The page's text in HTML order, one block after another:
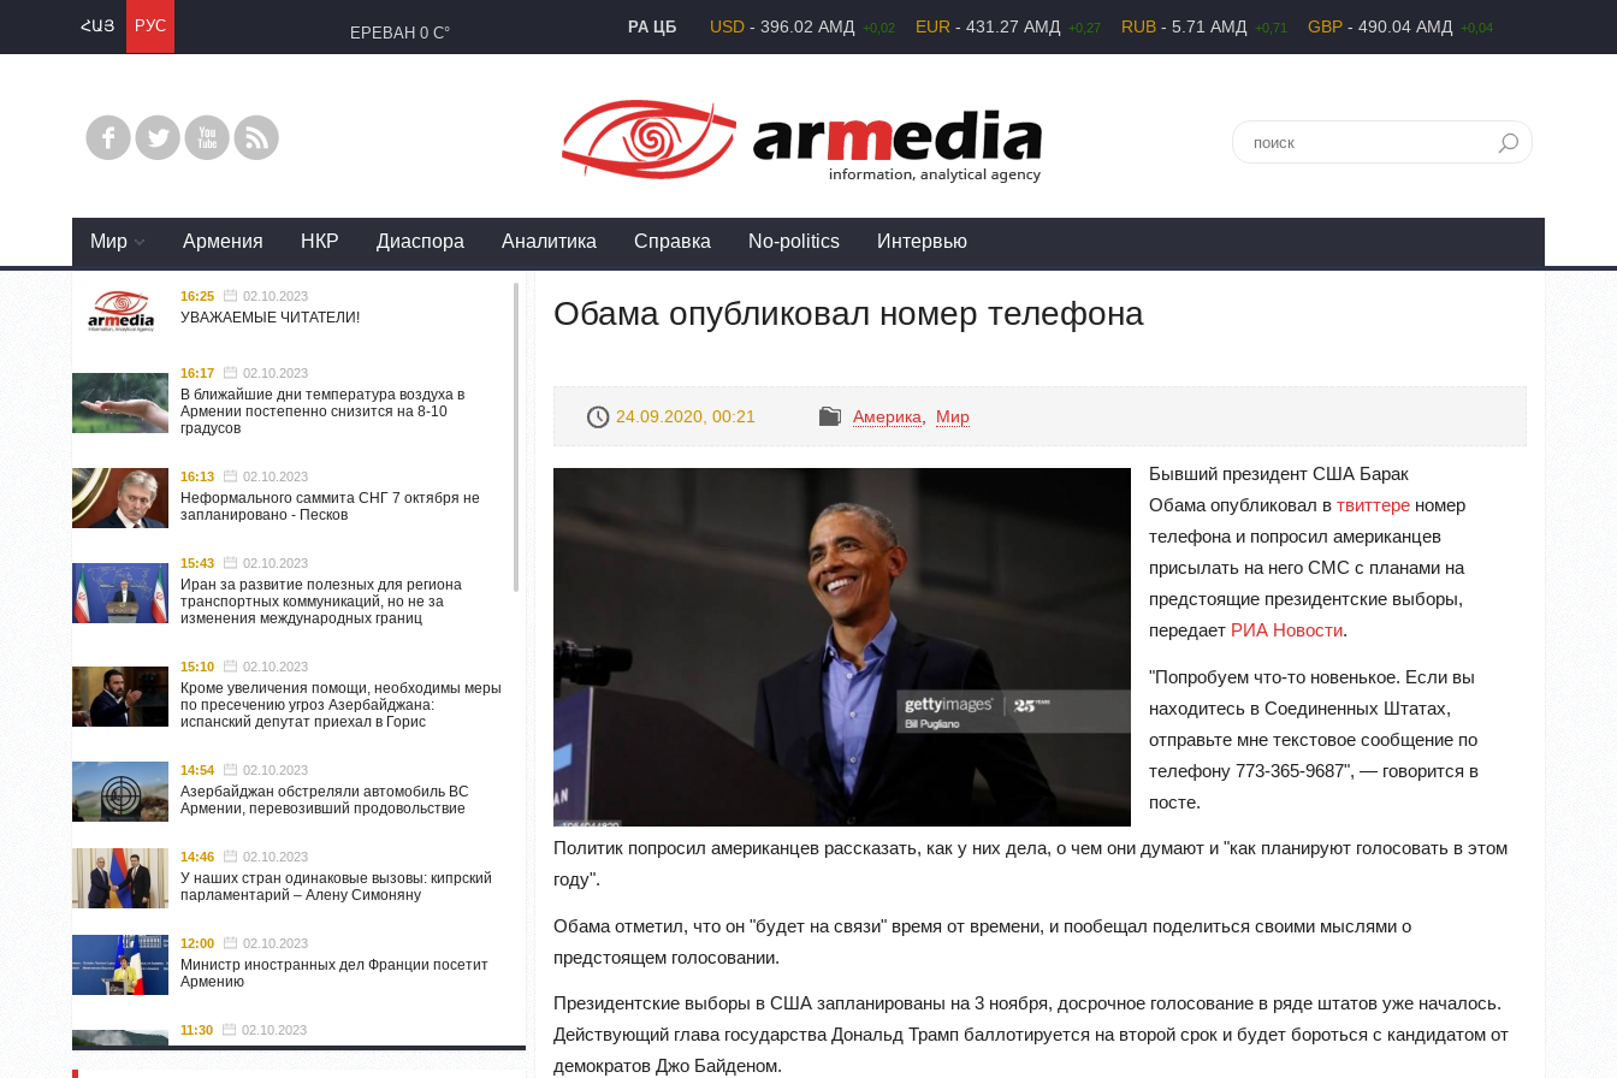
ՀԱՅ РУС ЕРЕВАН 0 C° РА ЦБ USD - 396.02 АМД +0,02 EUR - 431.27 АМД +0,27 RUB - 5.71 АМД +0,71 GBP - 490.04 АМД +0,04
Mир Армения НКР Диаспора Аналитика Справка No-politics Интервью
Обама опубликовал номер телефона
24.09.2020, 00:21 Америка Mир
Бывший президент США Барак
Обама опубликовал в твиттере номер
телефона и попросил американцев
присылать на него СМС с планами на
предстоящие президентские выборы,
передает РИА Новости.
"Попробуем что-то новенькое. Если вы
находитесь в Соединенных Штатах,
отправьте мне текстовое сообщение по
телефону 773-365-9687", — говорится в
посте.
Политик попросил американцев рассказать, как у них дела, о чем они думают и "как планируют голосовать в этом
году".
Обама отметил, что он "будет на связи" время от времени, и пообещал поделиться своими мыслями о
предстоящем голосовании.
Президентские выборы в США запланированы на 3 ноября, досрочное голосование в ряде штатов уже началось.
Действующий глава государства Дональд Трамп баллотируется на второй срок и будет бороться с кандидатом от
демократов Джо Байденом.
16:25 02.10.2023
УВАЖАЕМЫЕ ЧИТАТЕЛИ!
16:17 02.10.2023
В ближайшие дни температура воздуха в
Армении постепенно снизится на 8-10
градусов
16:13 02.10.2023
Неформального саммита СНГ 7 октября не
запланировано - Песков
15:43 02.10.2023
Иран за развитие полезных для региона
транспортных коммуникаций, но не за
изменения международных границ
15:10 02.10.2023
Кроме увеличения помощи, необходимы меры
по пресечению угроз Азербайджана:
испанский депутат приехал в Горис
14:54 02.10.2023
Азербайджан обстреляли автомобиль ВС
Армении, перевозивший продовольствие
14:46 02.10.2023
У наших стран одинаковые вызовы: кипрский
парламентарий – Алену Симоняну
12:00 02.10.2023
Министр иностранных дел Франции посетит
Армению
11:30 02.10.2023
Самвел Шахраманян и группа ответственных